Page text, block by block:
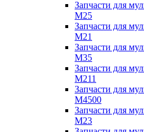
Запчасти для
M25
Запчасти для
M21
Запчасти для
M35
Запчасти для
M211
Запчасти для
M4500
Запчасти для
M23